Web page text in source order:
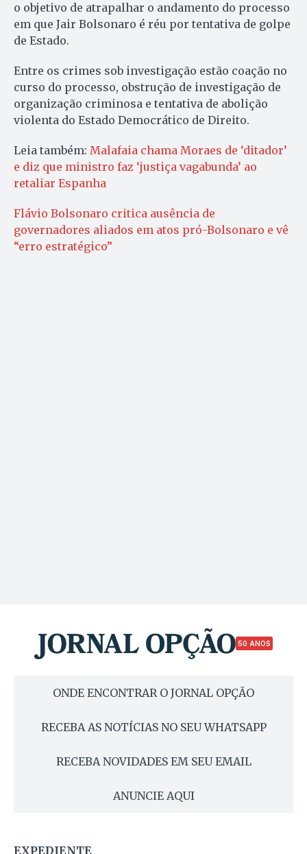
o objetivo de atrapalhar o andamento do processo
em que Jair Bolsonaro é réu por tentativa de golpe
de Estado.
Entre os crimes sob investigação estão coação no
curso do processo, obstrução de investigação de
organização criminosa e tentativa de abolição
violenta do Estado Democrático de Direito.
Leia também: Malafaia chama Moraes de ‘ditador’
e diz que ministro faz ‘justiça vagabunda’ ao
retaliar Espanha
Flávio Bolsonaro critica ausência de
governadores aliados em atos pró-Bolsonaro e vê
“erro estratégico”
50 ANOS
ONDE ENCONTRAR O JORNAL OPÇÃO
RECEBA AS NOTÍCIAS NO SEU WHATSAPP
RECEBA NOVIDADES EM SEU EMAIL
ANUNCIE AQUI
EXPEDIENTE